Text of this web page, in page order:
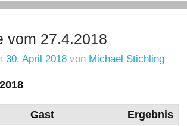
vom 27.4.2018
30. April 2018 von Michael Stichling
Gast
Ergebnis